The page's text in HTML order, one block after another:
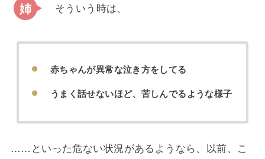
そういう時は、
赤ちゃんが異常な泣き方をしてる
うまく話せないほど、苦しんでるような様子
……といった危ない状況があるようなら、以前、こ